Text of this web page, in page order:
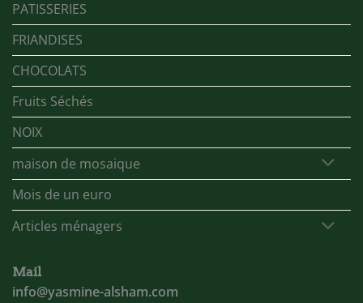
PATISSERIES
FRIANDISES
CHOCOLATS
Fruits Séchés
NOIX
maison de mosaique
Mois de un euro
Articles ménagers
Mail
info@yasmine-alsham.com